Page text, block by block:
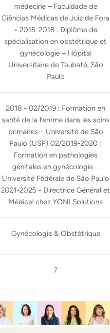
médecine – Faculdade de
Ciências Médicas de Juiz de Fora
• 2015-2018 : Diplôme de
spécialisation en obstétrique et
gynécologie – Hôpital
Universitaire de Taubaté, São
Paulo
2018 - 02/2019 : Formation en
santé de la femme dans les soins
primaires – Université de São
Paulo (USP) 02/2019-2020 :
Formation en pathologies
génitales en gynécologie –
Université Fédérale de São Paulo
2021-2025 - Directrice Général et
Médical chez YONI Solutions
Gynécologie & Obstétrique
7